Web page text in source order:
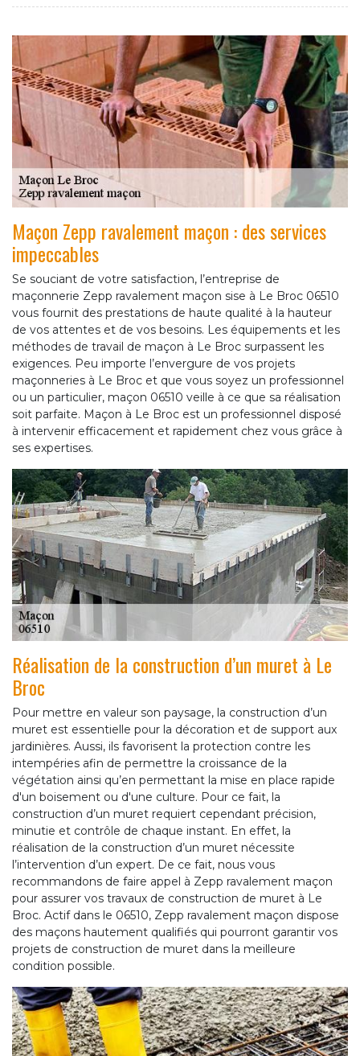
Maçon Zepp ravalement maçon : des services
impeccables
Se souciant de votre satisfaction, l’entreprise de
maçonnerie Zepp ravalement maçon sise à Le Broc 06510
vous fournit des prestations de haute qualité à la hauteur
de vos attentes et de vos besoins. Les équipements et les
méthodes de travail de maçon à Le Broc surpassent les
exigences. Peu importe l’envergure de vos projets
maçonneries à Le Broc et que vous soyez un professionnel
ou un particulier, maçon 06510 veille à ce que sa réalisation
soit parfaite. Maçon à Le Broc est un professionnel disposé
à intervenir efficacement et rapidement chez vous grâce à
ses expertises.
Réalisation de la construction d’un muret à Le
Broc
Pour mettre en valeur son paysage, la construction d’un
muret est essentielle pour la décoration et de support aux
jardinières. Aussi, ils favorisent la protection contre les
intempéries afin de permettre la croissance de la
végétation ainsi qu’en permettant la mise en place rapide
d'un boisement ou d'une culture. Pour ce fait, la
construction d’un muret requiert cependant précision,
minutie et contrôle de chaque instant. En effet, la
réalisation de la construction d’un muret nécessite
l’intervention d’un expert. De ce fait, nous vous
recommandons de faire appel à Zepp ravalement maçon
pour assurer vos travaux de construction de muret à Le
Broc. Actif dans le 06510, Zepp ravalement maçon dispose
des maçons hautement qualifiés qui pourront garantir vos
projets de construction de muret dans la meilleure
condition possible.